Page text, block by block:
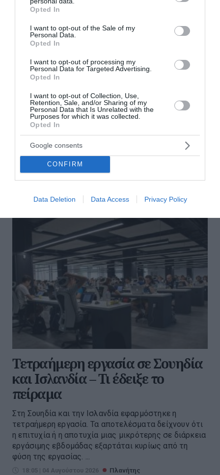
grant or deny consent to Google and its third-party tags to
use your data for below specified purposes in below Google
consent section.
Opted In
I want to opt-out of the Sale of my
Personal Data.
Opted In
I want to opt-out of processing my
Personal Data for Targeted Advertising.
Opted In
I want to opt-out of Collection, Use,
Retention, Sale, and/or Sharing of my
Personal Data that Is Unrelated with the
Purposes for which it was collected.
Opted In
Google consents
CONFIRM
Data Deletion Data Access Privacy Policy
Κέρδισε στο Λόττο 1
εκατομμύριο και πέταξε το
δελτίο στα σκουπίδια - Το βρήκε
άθικτο σε χωματερή
Μία απίστευτη ιστορία εκτυλίχτηκε στο Μπάρι της
Ιταλίας. Ένα τυχερό δελτίο Λόττο που κέρδιζε 1
εκατομμύριο ευρώ βρέθηκε στα σκουπίδια, αφού η
κάτοχός του πανικόβλητη, ζήτησε τη βοήθεια των
υπαλλήλων καθαριότητα...
Τετραήμερη εργασία σε Σουηδία
και Ισλανδία – Τι έδειξε το
πείραμα
Στη Σουηδία και την Ισλανδία εφαρμόστηκε η
τετραήμερη εργασία. Τα αποτελέσματα δείχνουν ότι
η επιτυχία ή η αποτυχία μιας μικρότερης σε διάρκεια
εργάσιμης εβδομάδας εξαρτάται κυρίως από τη
φύση της εργασίας. ...
18:05 | 04 Αυγούστου 2026 Πλανήτης